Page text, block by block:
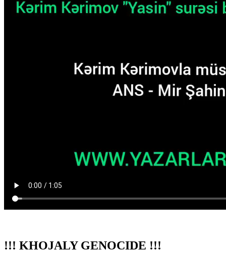
!!! KHOJALY GENOCIDE !!!